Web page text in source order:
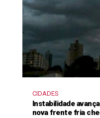
CIDADES
Instabilidade
nova frente fria